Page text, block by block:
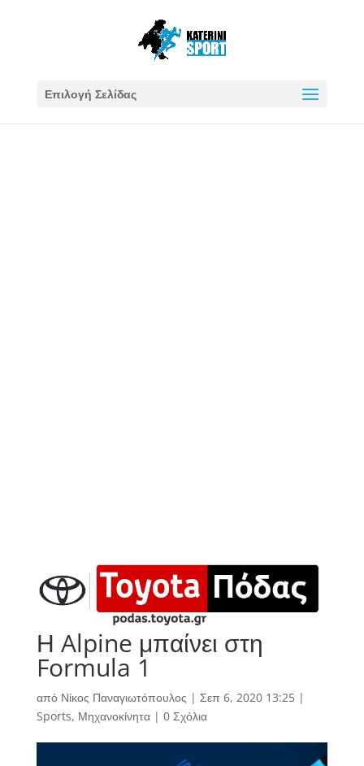
Επιλογή Σελίδας
Η Alpine μπαίνει στη
Formula 1
από Νίκος Παναγιωτόπουλος | Σεπ 6, 2020 13:25|
Sports, Μηχανοκίνητα| 0 Σχόλια